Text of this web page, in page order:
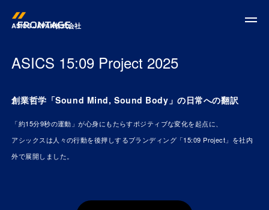
News
Work
ASICS JAPAN株式会社
ASICS 15:09 Project 2025
創業哲学「Sound Mind, Sound Body」の日常への翻訳
「約15分9秒の運動」が心身にもたらすポジティブな変化を起点に、
アシックスは人々の行動を後押しするブランディング「15:09 Project」を社内
外で展開しました。